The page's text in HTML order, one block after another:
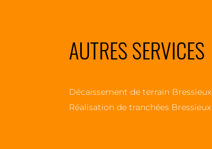
AUTRES SERVICES
Décaissement de terrain Bressieux
Réalisation de tranchées Bressieux